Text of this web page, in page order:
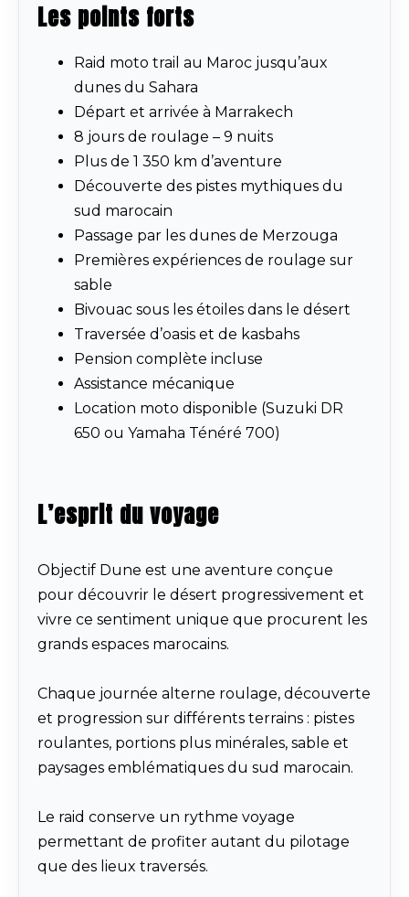
Les points forts
Raid moto trail au Maroc jusqu’aux
dunes du Sahara
Départ et arrivée à Marrakech
8 jours de roulage – 9 nuits
Plus de 1 350 km d’aventure
Découverte des pistes mythiques du
sud marocain
Passage par les dunes de Merzouga
Premières expériences de roulage sur
sable
Bivouac sous les étoiles dans le désert
Traversée d’oasis et de kasbahs
Pension complète incluse
Assistance mécanique
Location moto disponible (Suzuki DR
650 ou Yamaha Ténéré 700)
L’esprit du voyage
Objectif Dune est une aventure conçue
pour découvrir le désert progressivement et
vivre ce sentiment unique que procurent les
grands espaces marocains.
Chaque journée alterne roulage, découverte
et progression sur différents terrains : pistes
roulantes, portions plus minérales, sable et
paysages emblématiques du sud marocain.
Le raid conserve un rythme voyage
permettant de profiter autant du pilotage
que des lieux traversés.